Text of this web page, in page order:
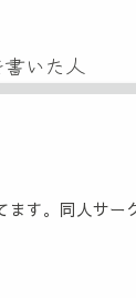
書いた人
す。同人サー